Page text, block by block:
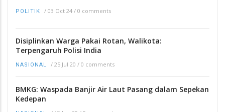
POLITIK / 03 Oct 24 / 0 comments
Disiplinkan Warga Pakai Rotan, Walikota:
Terpengaruh Polisi India
NASIONAL / 25 Jul 20 / 0 comments
BMKG: Waspada Banjir Air Laut Pasang dalam Sepekan
Kedepan